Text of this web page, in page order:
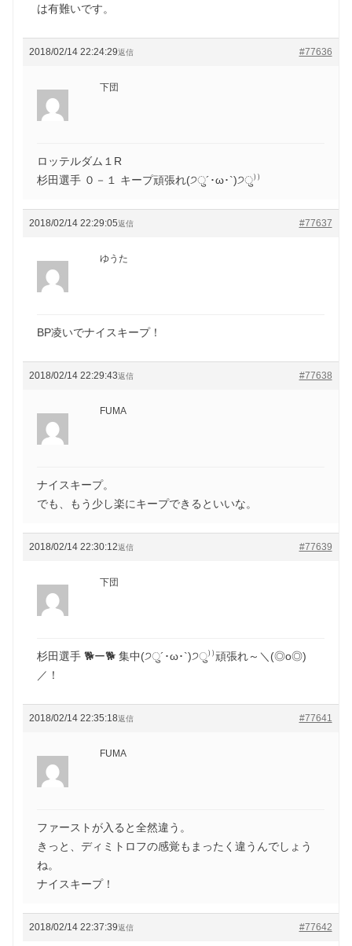
は有難いです。
2018/02/14 22:24:29 #77636
返信
下団
ロッテルダム１R
杉田選手 ０－１ キープ頑張れ(੭ु´･ω･`)੭ु⁾⁾
2018/02/14 22:29:05 #77637
返信
ゆうた
BP凌いでナイスキープ！
2018/02/14 22:29:43 #77638
返信
FUMA
ナイスキープ。
でも、もう少し楽にキープできるといいな。
2018/02/14 22:30:12 #77639
返信
下団
杉田選手 🐕ー🐕 集中(੭ु´･ω･`)੭ु⁾⁾頑張れ～＼(◎o◎)
／！
2018/02/14 22:35:18 #77641
返信
FUMA
ファーストが入ると全然違う。
きっと、ディミトロフの感覚もまったく違うんでしょう
ね。
ナイスキープ！
2018/02/14 22:37:39 #77642
返信